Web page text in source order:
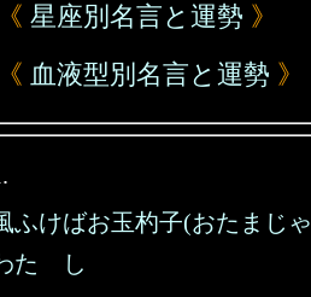
《 星座別名言と運勢 》
《 血液型別名言と運勢 》
ふけばお玉杓子(おたまじ
たゞし